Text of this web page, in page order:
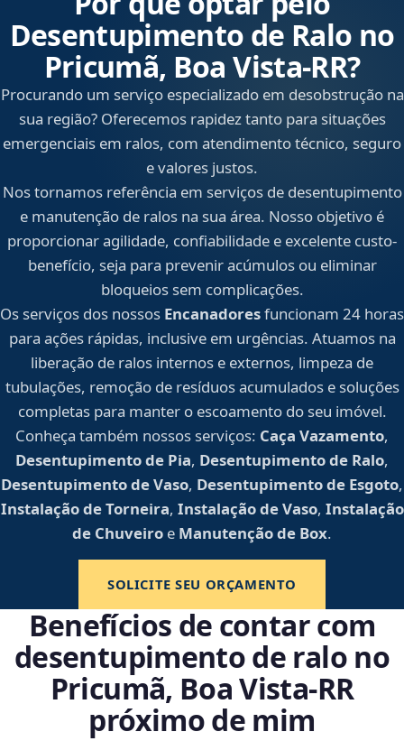
Desentupimento de Ralo no
Pricumã, Boa Vista‑RR?
Procurando um serviço especializado em desobstrução na
sua região? Oferecemos rapidez tanto para situações
emergenciais em ralos, com atendimento técnico, seguro
e valores justos.
Nos tornamos referência em serviços de desentupimento
e manutenção de ralos na sua área. Nosso objetivo é
proporcionar agilidade, confiabilidade e excelente custo-
benefício, seja para prevenir acúmulos ou eliminar
bloqueios sem complicações.
Os serviços dos nossos Encanadoresfuncionam 24 horas
para ações rápidas, inclusive em urgências. Atuamos na
liberação de ralos internos e externos, limpeza de
tubulações, remoção de resíduos acumulados e soluções
completas para manter o escoamento do seu imóvel.
Conheça também nossos serviços: Caça Vazamento,
Desentupimento de Pia, Desentupimento de Ralo,
Desentupimento de Vaso, Desentupimento de Esgoto,
Instalação de Torneira, Instalação de Vaso, Instalação
de Chuveiro e Manutenção de Box.
SOLICITE SEU ORÇAMENTO
Benefícios de contar com
desentupimento de ralo no
Pricumã, Boa Vista‑RR
próximo de mim